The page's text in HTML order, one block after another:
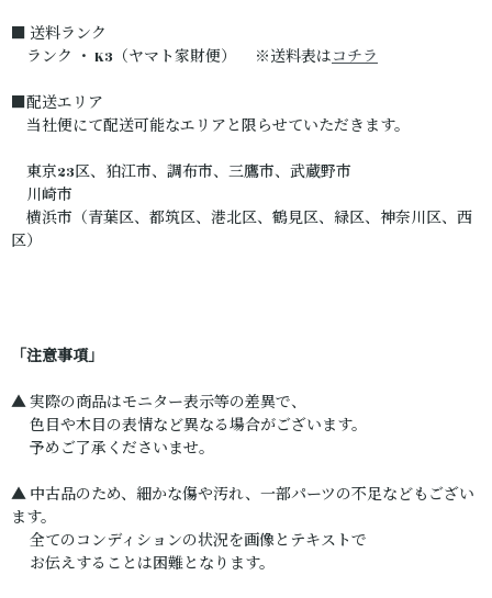
■ 送料ランク
ランク ・ K3（ヤマト家財便） ※送料表はコチラ
■配送エリア
当社便にて配送可能なエリアと限らせていただきます。
東京23区、狛江市、調布市、三鷹市、武蔵野市
川崎市
横浜市（青葉区、都筑区、港北区、鶴見区、緑区、神奈川区、西
区）
「注意事項」
▲ 実際の商品はモニター表示等の差異で、
色目や木目の表情など異なる場合がございます。
予めご了承くださいませ。
▲ 中古品のため、細かな傷や汚れ、一部パーツの不足などもござい
ます。
全てのコンディションの状況を画像とテキストで
お伝えすることは困難となります。